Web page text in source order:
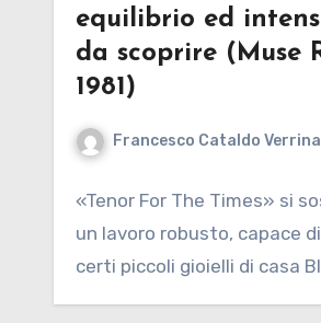
equilibrio ed
da scoprire (Muse
1981)
Francesco Cataldo Verrina
«Tenor For The Times» si
un lavoro robusto, capace
certi piccoli gioielli di casa